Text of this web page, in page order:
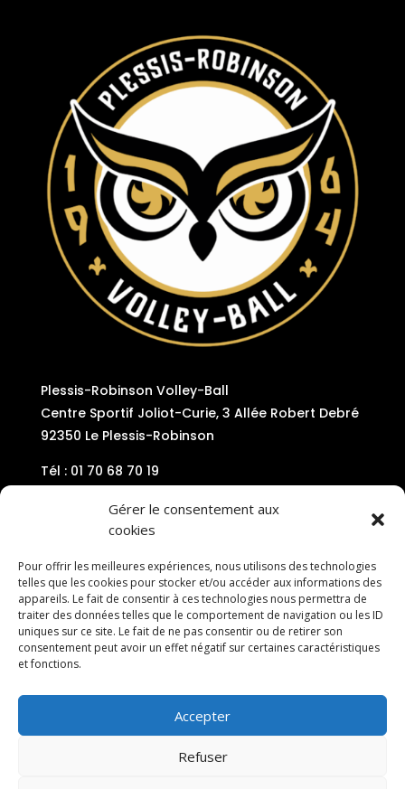
Gérer le consentement aux
cookies
Pour offrir les meilleures expériences, nous utilisons des technologies
telles que les cookies pour stocker et/ou accéder aux informations des
appareils. Le fait de consentir à ces technologies nous permettra de
traiter des données telles que le comportement de navigation ou les ID
uniques sur ce site. Le fait de ne pas consentir ou de retirer son
consentement peut avoir un effet négatif sur certaines caractéristiques
et fonctions.
Accepter
Refuser
Plessis-Robinson Volley-Ball
Centre Sportif Joliot-Curie, 3 Allée Robert Debré
92350 Le Plessis-Robinson
Tél : 01 70 68 70 19
Mail : contact@plessis-volley92.com